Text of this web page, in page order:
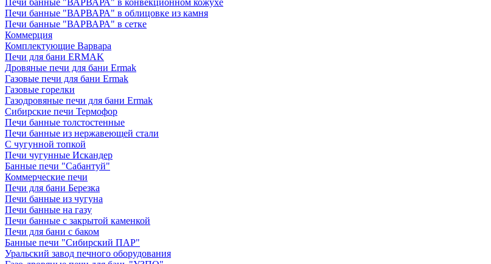
Печи банные "ВАРВАРА" в конвекционном кожухе
Печи банные "ВАРВАРА" в облицовке из камня
Печи банные "ВАРВАРА" в сетке
Коммерция
Комплектующие Варвара
Печи для бани ERMAK
Дровяные печи для бани Ermak
Газовые печи для бани Ermak
Газовые горелки
Газодровяные печи для бани Ermak
Сибирские печи Термофор
Печи банные толстостенные
Печи банные из нержавеющей стали
С чугунной топкой
Печи чугунные Искандер
Банные печи "Сабантуй"
Коммерческие печи
Печи для бани Березка
Печи банные из чугуна
Печи банные на газу
Печи банные с закрытой каменкой
Печи для бани с баком
Банные печи "Сибирский ПАР"
Уральский завод печного оборудования